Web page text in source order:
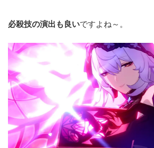
必殺技の演出も良いですよね～。